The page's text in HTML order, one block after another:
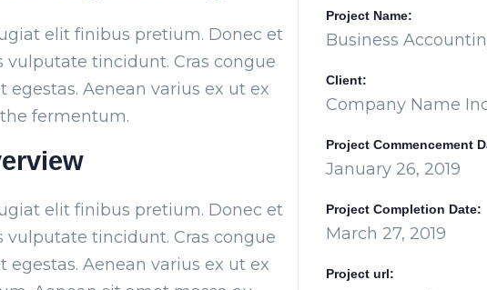
Project Name:
Business
Client:
Company Name
Project Commencement
January 26, 2019
Project Completion Date:
March 27, 2019
Project url:
elit finibus pretium. Donec et
vulputate tincidunt. Cras congue
egestas. Aenean varius ex ut ex
fermentum.
elit finibus pretium. Donec et
vulputate tincidunt. Cras congue
egestas. Aenean varius ex ut ex